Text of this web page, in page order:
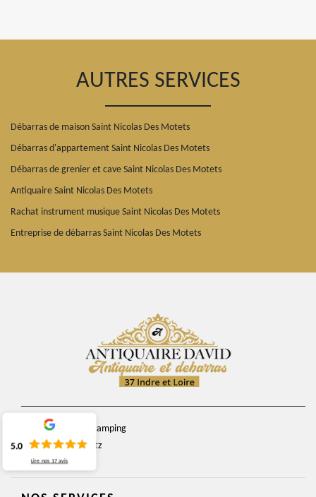
AUTRES SERVICES
Débarras de maison Saint Nicolas Des Motets
Débarras d'appartement Saint Nicolas Des Motets
Débarras de grenier et cave Saint Nicolas Des Motets
Antiquaire Saint Nicolas Des Motets
Rachat instrument musique Saint Nicolas Des Motets
Entreprise de débarras Saint Nicolas Des Motets
chemin du camping
37270 Veretz
5.0
Lire nos 17 avis